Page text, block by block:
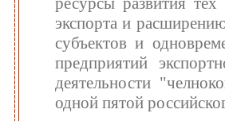
экспорта и
субъектов и
предприятий
деятельности
одной пятой